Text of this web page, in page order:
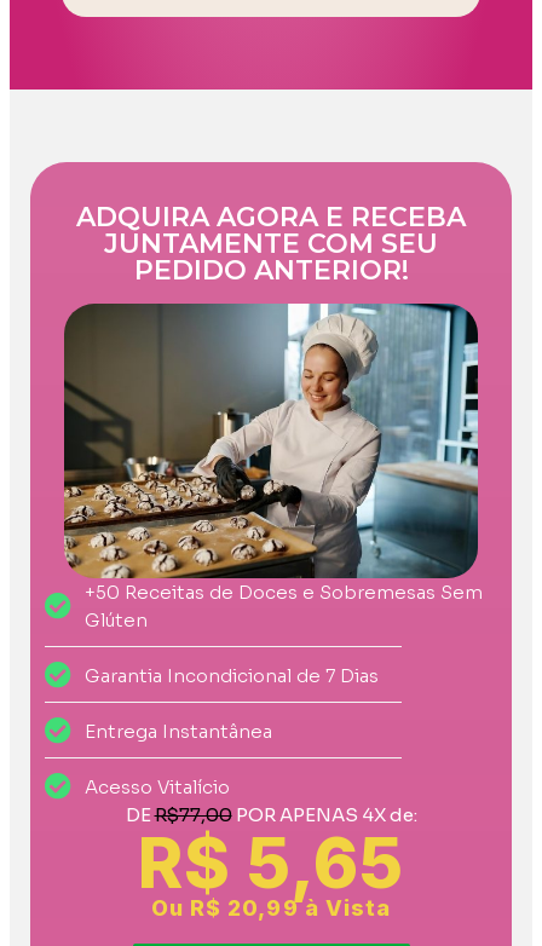
ADQUIRA AGORA E RECEBA
JUNTAMENTE COM SEU
PEDIDO ANTERIOR!
+50 Receitas de Doces e Sobremesas Sem
Glúten
Garantia Incondicional de 7 Dias
Entrega Instantânea
Acesso Vitalício
DER$77,00POR APENAS 4X de:
R$ 5,65
Ou R$ 20,99 à Vista